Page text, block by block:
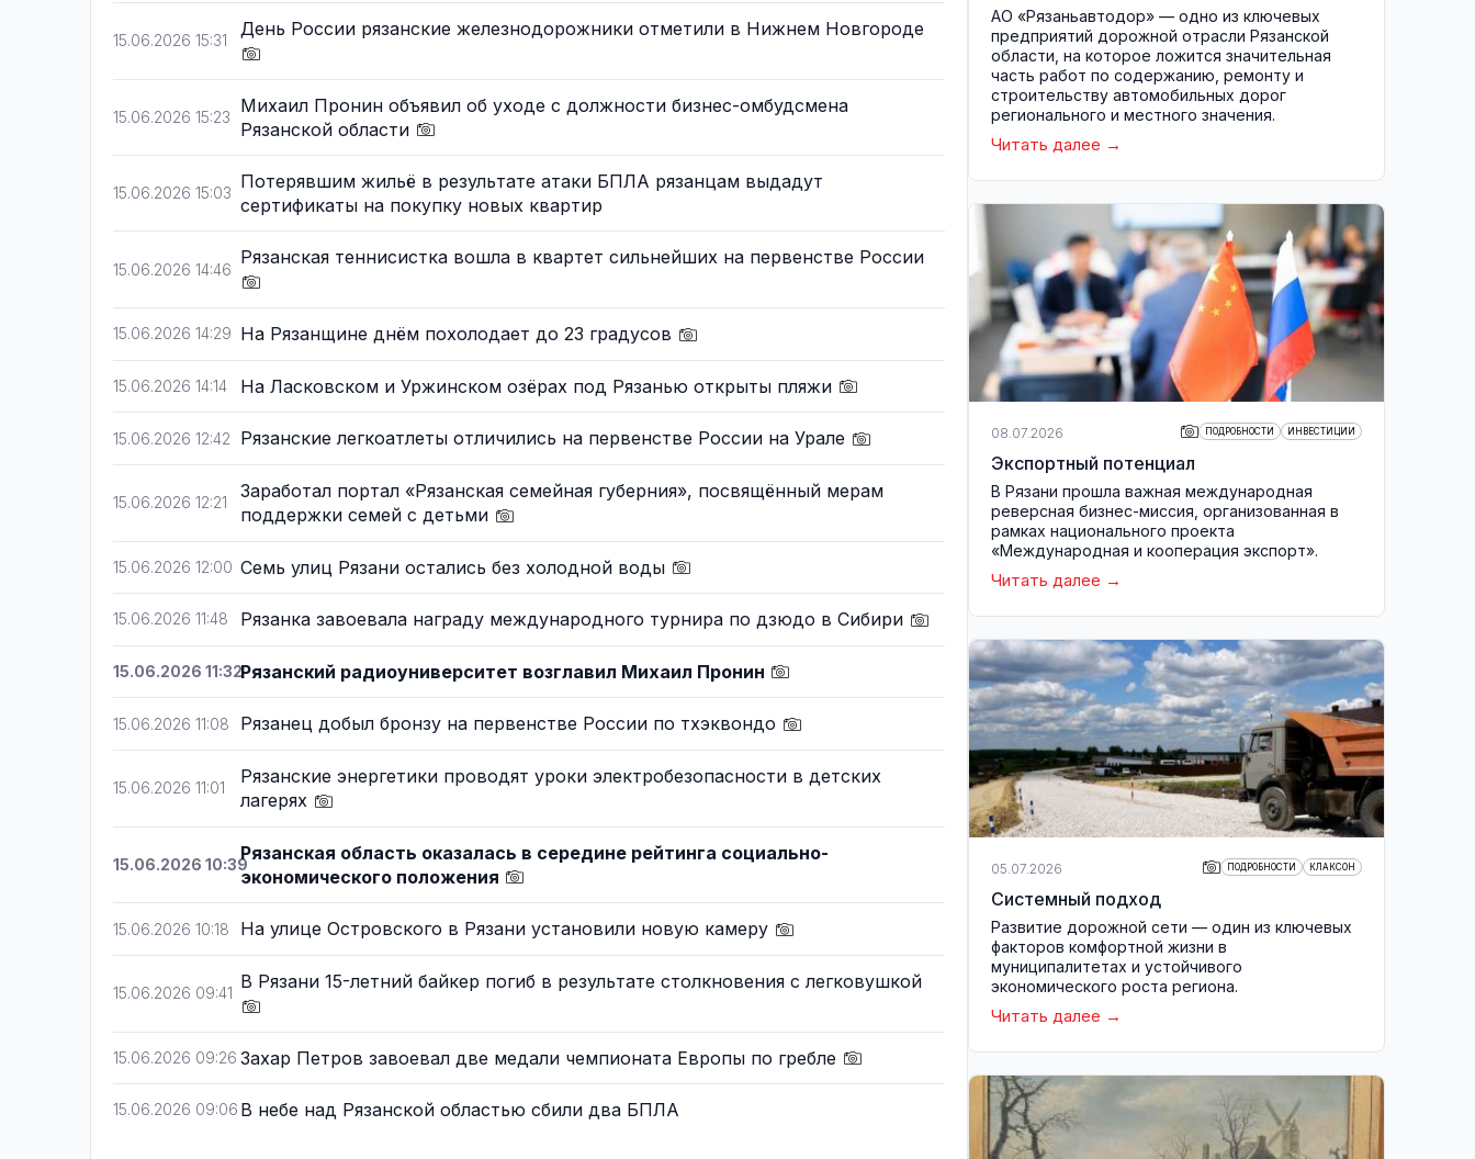
15.06.2026 15:31
День России рязанские железнодорожники отметили в Нижнем Новгороде
15.06.2026 15:23
Михаил Пронин объявил об уходе с должности бизнес-омбудсмена
Рязанской области
15.06.2026 15:03
Потерявшим жильё в результате атаки БПЛА рязанцам выдадут
сертификаты на покупку новых квартир
15.06.2026 14:46
Рязанская теннисистка вошла в квартет сильнейших на первенстве России
15.06.2026 14:29 На Рязанщине днём похолодает до 23 градусов
15.06.2026 14:14 На Ласковском и Уржинском озёрах под Рязанью открыты пляжи
15.06.2026 12:42 Рязанские легкоатлеты отличились на первенстве России на Урале
15.06.2026 12:21
Заработал портал «Рязанская семейная губерния», посвящённый мерам
поддержки семей с детьми
15.06.2026 12:00 Семь улиц Рязани остались без холодной воды
15.06.2026 11:48 Рязанка завоевала награду международного турнира по дзюдо в Сибири
15.06.2026 11:32Рязанский радиоуниверситет возглавил Михаил Пронин
15.06.2026 11:08 Рязанец добыл бронзу на первенстве России по тхэквондо
15.06.2026 11:01
Рязанские энергетики проводят уроки электробезопасности в детских
лагерях
15.06.2026 10:39
Рязанская область оказалась в середине рейтинга социально-
экономического положения
15.06.2026 10:18 На улице Островского в Рязани установили новую камеру
15.06.2026 09:41
В Рязани 15-летний байкер погиб в результате столкновения с легковушкой
15.06.2026 09:26 Захар Петров завоевал две медали чемпионата Европы по гребле
15.06.2026 09:06 В небе над Рязанской областью сбили два БПЛА
АО «Рязаньавтодор» — одно из ключевых
предприятий дорожной отрасли Рязанской
области, на которое ложится значительная
часть работ по содержанию, ремонту и
строительству автомобильных дорог
регионального и местного значения.
Читать далее
08.07.2026 ПОДРОБНОСТИ ИНВЕСТИЦИИ
Экспортный потенциал
В Рязани прошла важная международная
реверсная бизнес-миссия, организованная в
рамках национального проекта
«Международная и кооперация экспорт».
Читать далее
05.07.2026 ПОДРОБНОСТИ КЛАКСОН
Системный подход
Развитие дорожной сети — один из ключевых
факторов комфортной жизни в
муниципалитетах и устойчивого
экономического роста региона.
Читать далее